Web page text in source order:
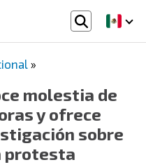
»
molestia de
y ofrece
sobre
protesta